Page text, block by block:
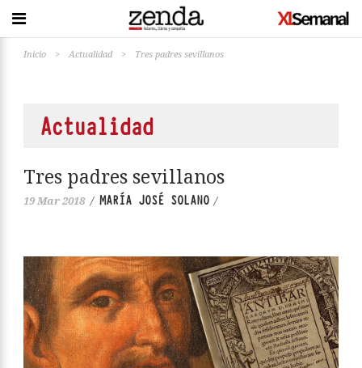
Inicio > Actualidad > Tres padres sevillanos
Actualidad
Tres padres sevillanos
19 Mar 2018 / MARÍA JOSÉ SOLANO /